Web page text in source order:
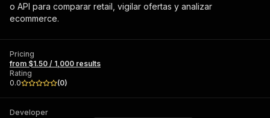
o API para comparar retail, vigilar ofertas y analizar
ecommerce.
Pricing
from $1.50 / 1,000 results
Rating
0.0
(0)
Developer